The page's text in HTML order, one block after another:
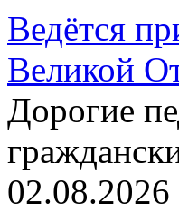
Ведётся
Великой
Дорогие
02.08.2026